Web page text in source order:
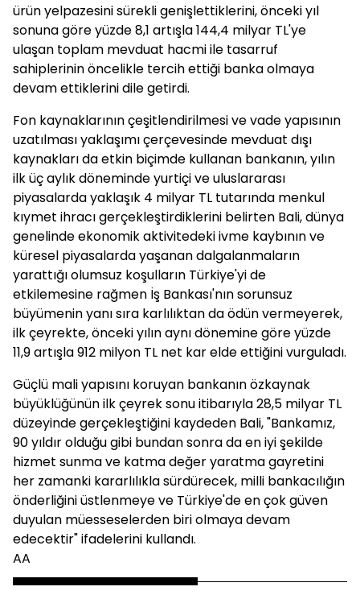
ürün yelpazesini sürekli genişlettiklerini, önceki yıl
sonuna göre yüzde 8,1 artışla 144,4 milyar TL'ye
ulaşan toplam mevduat hacmi ile tasarruf
sahiplerinin öncelikle tercih ettiği banka olmaya
devam ettiklerini dile getirdi.
Fon kaynaklarının çeşitlendirilmesi ve vade yapısının
uzatılması yaklaşımı çerçevesinde mevduat dışı
kaynakları da etkin biçimde kullanan bankanın, yılın
ilk üç aylık döneminde yurtiçi ve uluslararası
piyasalarda yaklaşık 4 milyar TL tutarında menkul
kıymet ihracı gerçekleştirdiklerini belirten Bali, dünya
genelinde ekonomik aktivitedeki ivme kaybının ve
küresel piyasalarda yaşanan dalgalanmaların
yarattığı olumsuz koşulların Türkiye'yi de
etkilemesine rağmen İş Bankası'nın sorunsuz
büyümenin yanı sıra karlılıktan da ödün vermeyerek,
ilk çeyrekte, önceki yılın aynı dönemine göre yüzde
11,9 artışla 912 milyon TL net kar elde ettiğini vurguladı.
Güçlü mali yapısını koruyan bankanın özkaynak
büyüklüğünün ilk çeyrek sonu itibarıyla 28,5 milyar TL
düzeyinde gerçekleştiğini kaydeden Bali, "Bankamız,
90 yıldır olduğu gibi bundan sonra da en iyi şekilde
hizmet sunma ve katma değer yaratma gayretini
her zamanki kararlılıkla sürdürecek, milli bankacılığın
önderliğini üstlenmeye ve Türkiye'de en çok güven
duyulan müesseselerden biri olmaya devam
edecektir" ifadelerini kullandı.
AA